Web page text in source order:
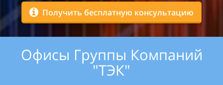
Получить бесплатную консультацию
Офисы Группы Компаний
"ТЭК"